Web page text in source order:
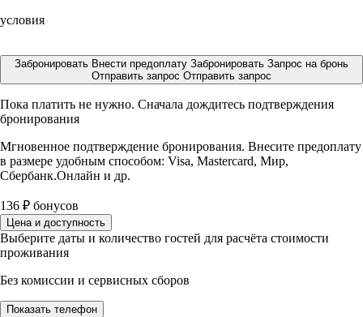
условия
Забронировать Внести предоплату Забронировать Запрос на бронь
Отправить запрос Отправить запрос
Пока платить не нужно. Сначала дождитесь подтверждения
бронирования
Мгновенное подтверждение бронирования. Внесите предоплату
в размере удобным способом: Visa, Mastercard, Мир,
Сбербанк.Онлайн и др.
136 ₽ бонусов
Цена и доступность
Выберите даты и количество гостей для расчёта стоимости
проживания
Без комиссии и сервисных сборов
Показать телефон